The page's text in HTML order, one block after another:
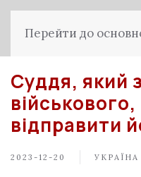
Перейти до
Суддя, який
відправити
2023-12-20 УКРАЇНА